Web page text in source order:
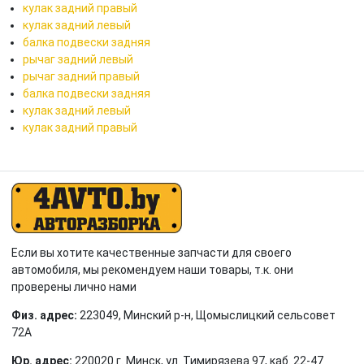
кулак задний правый
кулак задний левый
балка подвески задняя
рычаг задний левый
рычаг задний правый
балка подвески задняя
кулак задний левый
кулак задний правый
Если вы хотите качественные запчасти для своего
автомобиля, мы рекомендуем наши товары, т.к. они
проверены лично нами
Физ. адрес: 223049, Минский р-н, Щомыслицкий сельсовет
72А
Юр. адрес: 220020 г. Минск, ул. Тимирязева 97, каб. 22-47